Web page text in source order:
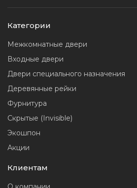
Категории
Межкомнатные двери
Входные двери
Двери специального назначения
Деревянные рейки
Фурнитура
Скрытые (Invisible)
Экошпон
Акции
Клиентам